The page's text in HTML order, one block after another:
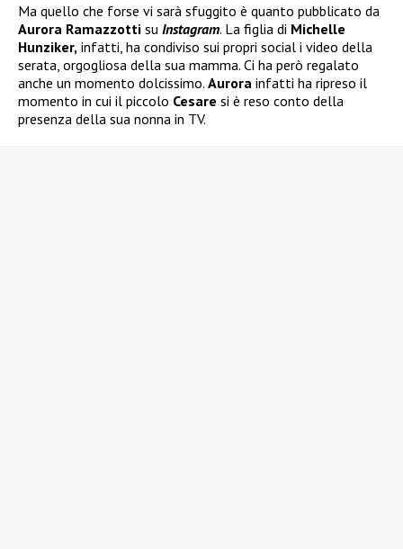
Ma quello che forse vi sarà sfuggito è quanto pubblicato da
Aurora Ramazzotti su Instagram. La figlia di Michelle
Hunziker, infatti, ha condiviso sui propri social i video della
serata, orgogliosa della sua mamma. Ci ha però regalato
anche un momento dolcissimo. Aurora infatti ha ripreso il
momento in cui il piccolo Cesare si è reso conto della
presenza della sua nonna in TV.